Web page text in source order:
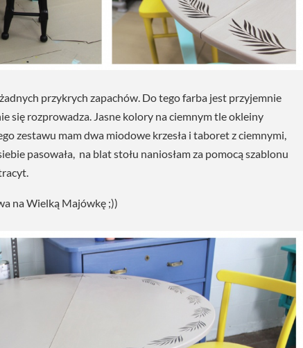
przykrych zapachów. Do tego farba jest przyjemnie
się rozprowadza. Jasne kolory na ciemnym tle okleiny
zestawu mam dwa miodowe krzesła i taboret z ciemnymi,
pasowała, na blat stołu naniosłam za pomocą szablonu
na Wielką Majówkę ;))